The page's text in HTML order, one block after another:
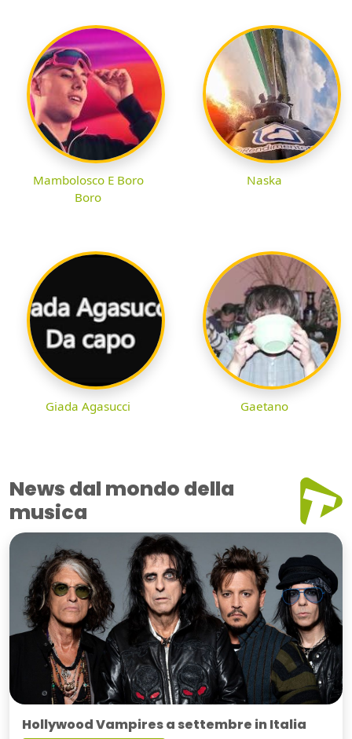
Mambolosco E Boro
Boro
Naska
Giada Agasucci Gaetano
News dal mondo della
musica
Hollywood Vampires a settembre in Italia